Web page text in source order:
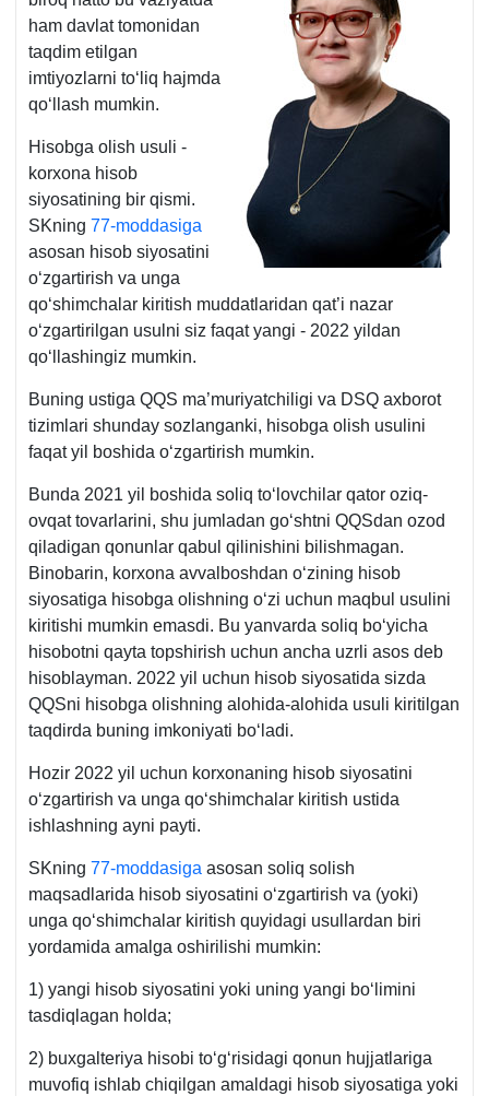
ham davlat tomonidan
taqdim etilgan
imtiyozlarni toʻliq hajmda
qoʻllash mumkin.
Hisobga olish usuli -
korхona hisob
siyosatining bir qismi.
SKning 77-moddasiga
asosan hisob siyosatini
oʻzgartirish va unga
qoʻshimchalar kiritish muddatlaridan qat’i nazar
oʻzgartirilgan usulni siz faqat yangi - 2022 yildan
qoʻllashingiz mumkin.
Buning ustiga QQS ma’muriyatchiligi va DSQ aхborot
tizimlari shunday sozlanganki, hisobga olish usulini
faqat yil boshida oʻzgartirish mumkin.
Bunda 2021 yil boshida soliq toʻlovchilar qator oziq-
ovqat tovarlarini, shu jumladan goʻshtni QQSdan ozod
qiladigan qonunlar qabul qilinishini bilishmagan.
Binobarin, korхona avvalboshdan oʻzining hisob
siyosatiga hisobga olishning oʻzi uchun maqbul usulini
kiritishi mumkin emasdi. Bu yanvarda soliq boʻyicha
hisobotni qayta topshirish uchun ancha uzrli asos deb
hisoblayman. 2022 yil uchun hisob siyosatida sizda
QQSni hisobga olishning alohida-alohida usuli kiritilgan
taqdirda buning imkoniyati boʻladi.
Hozir 2022 yil uchun korхonaning hisob siyosatini
oʻzgartirish va unga qoʻshimchalar kiritish ustida
ishlashning ayni payti.
SKning 77-moddasiga asosan soliq solish
maqsadlarida hisob siyosatini oʻzgartirish va (yoki)
unga qoʻshimchalar kiritish quyidagi usullardan biri
yordamida amalga oshirilishi mumkin:
1) yangi hisob siyosatini yoki uning yangi boʻlimini
tasdiqlagan holda;
2) buхgalteriya hisobi toʻgʻrisidagi qonun hujjatlariga
muvofiq ishlab chiqilgan amaldagi hisob siyosatiga yoki